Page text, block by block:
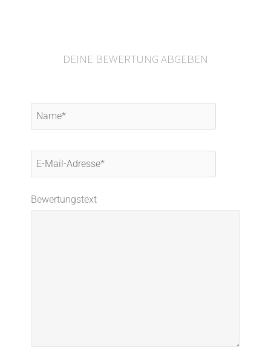
DEINE BEWERTUNG ABGEBEN
Name*
E-
Mail-
Adresse*
Bewertungstext